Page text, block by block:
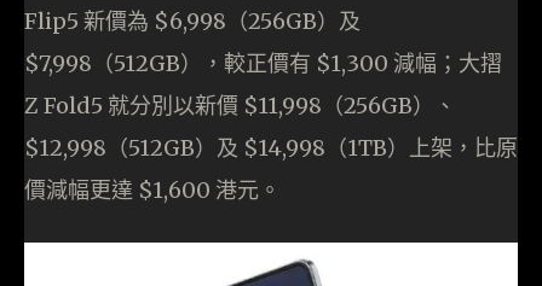
Flip5 新價為 $6,998（256GB）及
$7,998（512GB），較正價有 $1,300 減幅；大摺
Z Fold5 就分別以新價 $11,998（256GB）、
$12,998（512GB）及 $14,998（1TB）上架，比原
價減幅更達 $1,600 港元。